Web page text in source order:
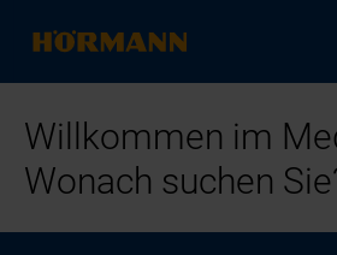
Willkommen im
Wonach suchen